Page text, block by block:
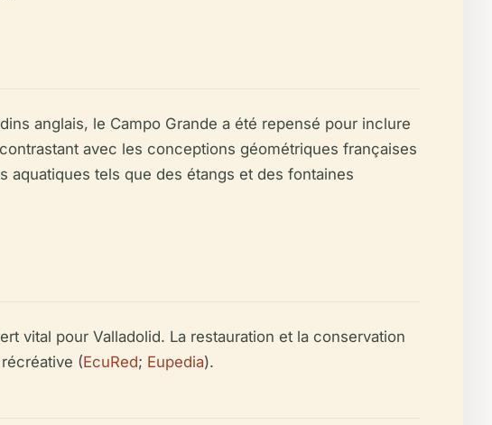
anglais, le Campo Grande a été repensé pour inclure
avec les conceptions géométriques françaises
tels que des étangs et des fontaines
vital pour Valladolid. La restauration et la conservation
(EcuRed; Eupedia).